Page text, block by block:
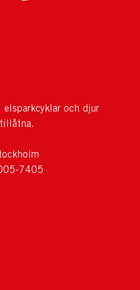
elsparkcyklar och djur
7405